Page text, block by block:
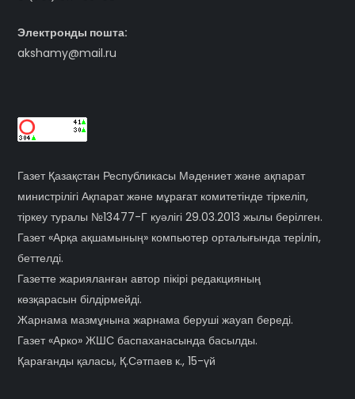
Электронды пошта:
akshamy@mail.ru
Газет Қазақстан Республикасы Мәдениет және ақпарат
министрілігі Ақпарат және мұрағат комитетінде тіркеліп,
тіркеу туралы №13477-Г куәлігі 29.03.2013 жылы берілген.
Газет «Арқа ақшамының» компьютер орталығында терiлiп,
беттелді.
Газетте жарияланған автор пікірі редакцияның
көзқарасын білдірмейді.
Жарнама мазмұнына жарнама беруші жауап береді.
Газет «Арко» ЖШС баспаханасында басылды.
Қарағанды қаласы, Қ.Сәтпаев к., 15-үй